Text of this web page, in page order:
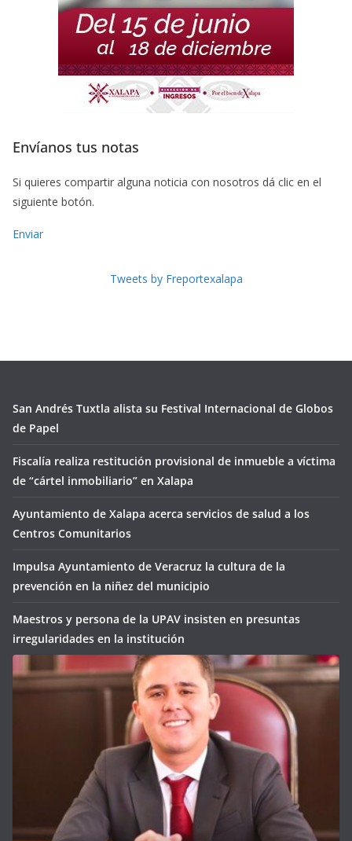
Envíanos tus notas
Si quieres compartir alguna noticia con nosotros dá clic en el
siguiente botón.
Enviar
Tweets by Freportexalapa
San Andrés Tuxtla alista su Festival Internacional de Globos
de Papel
Fiscalía realiza restitución provisional de inmueble a víctima
de “cártel inmobiliario” en Xalapa
Ayuntamiento de Xalapa acerca servicios de salud a los
Centros Comunitarios
Impulsa Ayuntamiento de Veracruz la cultura de la
prevención en la niñez del municipio
Maestros y persona de la UPAV insisten en presuntas
irregularidades en la institución